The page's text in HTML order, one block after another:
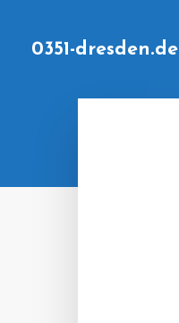
0351-dresden.de